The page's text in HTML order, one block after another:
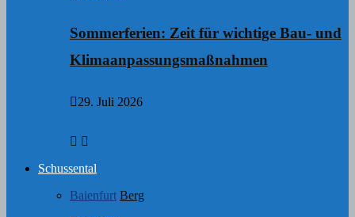
Sommerferien: Zeit für wichtige Bau- und
Klimaanpassungsmaßnahmen
29. Juli 2026
Schussental
Baienfurt Berg